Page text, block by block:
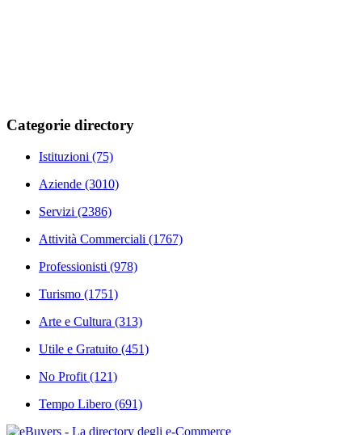
Categorie directory
Istituzioni (75)
Aziende (3010)
Servizi (2386)
Attività Commerciali (1767)
Professionisti (978)
Turismo (1751)
Arte e Cultura (313)
Utile e Gratuito (451)
No Profit (121)
Tempo Libero (691)